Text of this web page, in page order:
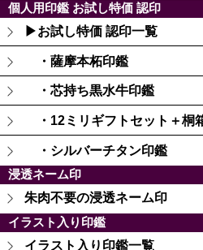
個人用印鑑 お試し特価 認印
▶お試し特価 認印一覧
・薩摩本柘印鑑
・芯持ち黒水牛印鑑
・12ミリギフトセット＋桐
・シルバーチタン印鑑
浸透ネーム印
朱肉不要の浸透ネーム印
イラスト入り印鑑
イラスト入り印鑑一覧